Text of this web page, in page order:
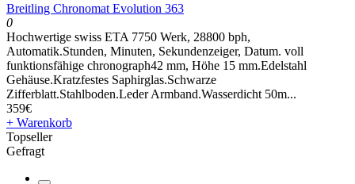
Breitling Chronomat Evolution 363
0
Hochwertige swiss ETA 7750 Werk, 28800 bph,
Automatik.Stunden, Minuten, Sekundenzeiger, Datum. voll
funktionsfähige chronograph42 mm, Höhe 15 mm.Edelstahl
Gehäuse.Kratzfestes Saphirglas.Schwarze
Zifferblatt.Stahlboden.Leder Armband.Wasserdicht 50m...
359€
+ Warenkorb
Topseller
Gefragt